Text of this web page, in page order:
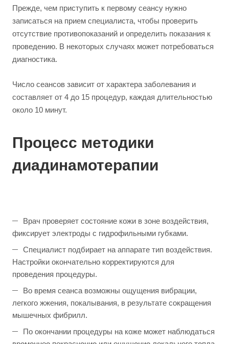
Прежде, чем приступить к первому сеансу нужно
записаться на прием специалиста, чтобы проверить
отсутствие противопоказаний и определить показания к
проведению. В некоторых случаях может потребоваться
диагностика.
Число сеансов зависит от характера заболевания и
составляет от 4 до 15 процедур, каждая длительностью
около 10 минут.
Процесс методики
диадинамотерапии
Врач проверяет состояние кожи в зоне воздействия,
фиксирует электроды с гидрофильными губками.
Специалист подбирает на аппарате тип воздействия.
Настройки окончательно корректируются для
проведения процедуры.
Во время сеанса возможны ощущения вибрации,
легкого жжения, покалывания, в результате сокращения
мышечных фибрилл.
По окончании процедуры на коже может наблюдаться